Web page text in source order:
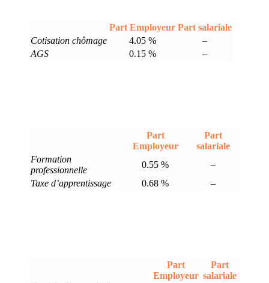
Part Employeur Part salariale
Cotisation chômage
4.05 %
–
AGS
0.15 % –
Part
Employeur
Part
salariale
Formation
professionnelle
0.55 %
–
Taxe d’apprentissage
0.68 % –
Part
Employeur
Part
salariale